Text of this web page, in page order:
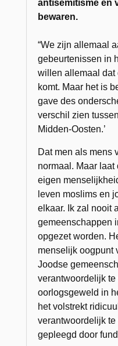
antisemitisme en
bewaren.
“We zijn allemaal
gebeurtenissen in
willen allemaal dat
komt. Maar het is
gave des
verschil zien
Midden-Oosten.’
Dat men als mens
normaal. Maar
eigen
leven moslims en
elkaar. Ik zal nooit
gemeenschappen
opgezet worden.
menselijk oogpunt
Joodse
verantwoordelijk
oorlogsgeweld in
het volstrekt
verantwoordelijk
gepleegd door